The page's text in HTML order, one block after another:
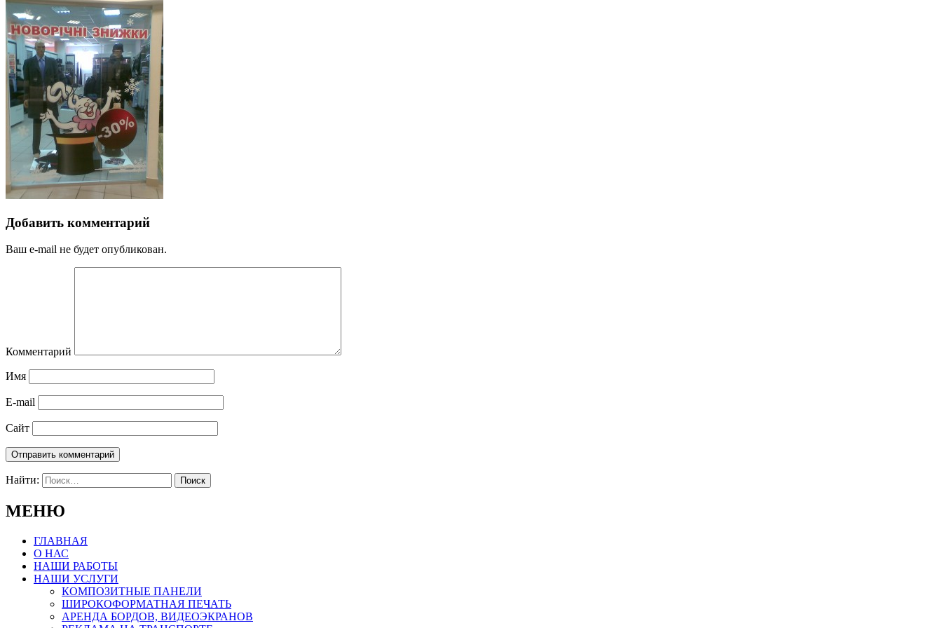
Добавить комментарий
Ваш e-mail не будет опубликован.
Комментарий
Имя
E-mail
Сайт
Найти:
МЕНЮ
ГЛАВНАЯ
О НАС
НАШИ РАБОТЫ
НАШИ УСЛУГИ
КОМПОЗИТНЫЕ ПАНЕЛИ
ШИРОКОФОРМАТНАЯ ПЕЧАТЬ
АРЕНДА БОРДОВ, ВИДЕОЭКРАНОВ